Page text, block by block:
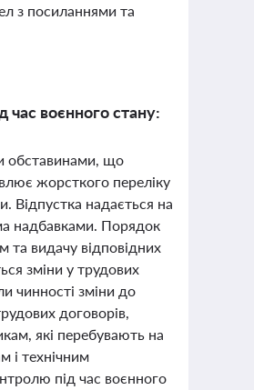
з посиланнями та
час воєнного стану:
обставинами, що
жорсткого переліку
Відпустка надається на
надбавками. Порядок
видачу відповідних
зміни у трудових
чинності зміни до
договорів,
які перебувають на
і технічним
під час воєнного